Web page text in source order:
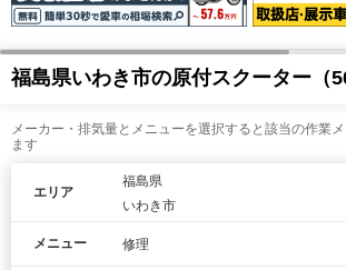
福島県いわき市の原付スクーター（
メーカー・排気量とメニューを選択すると該当の作業
ます
エリア
福島県
いわき市
メニュー 修理